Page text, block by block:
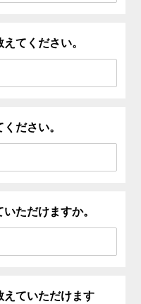
てください。
ださい。
ただけますか。
えていただけます